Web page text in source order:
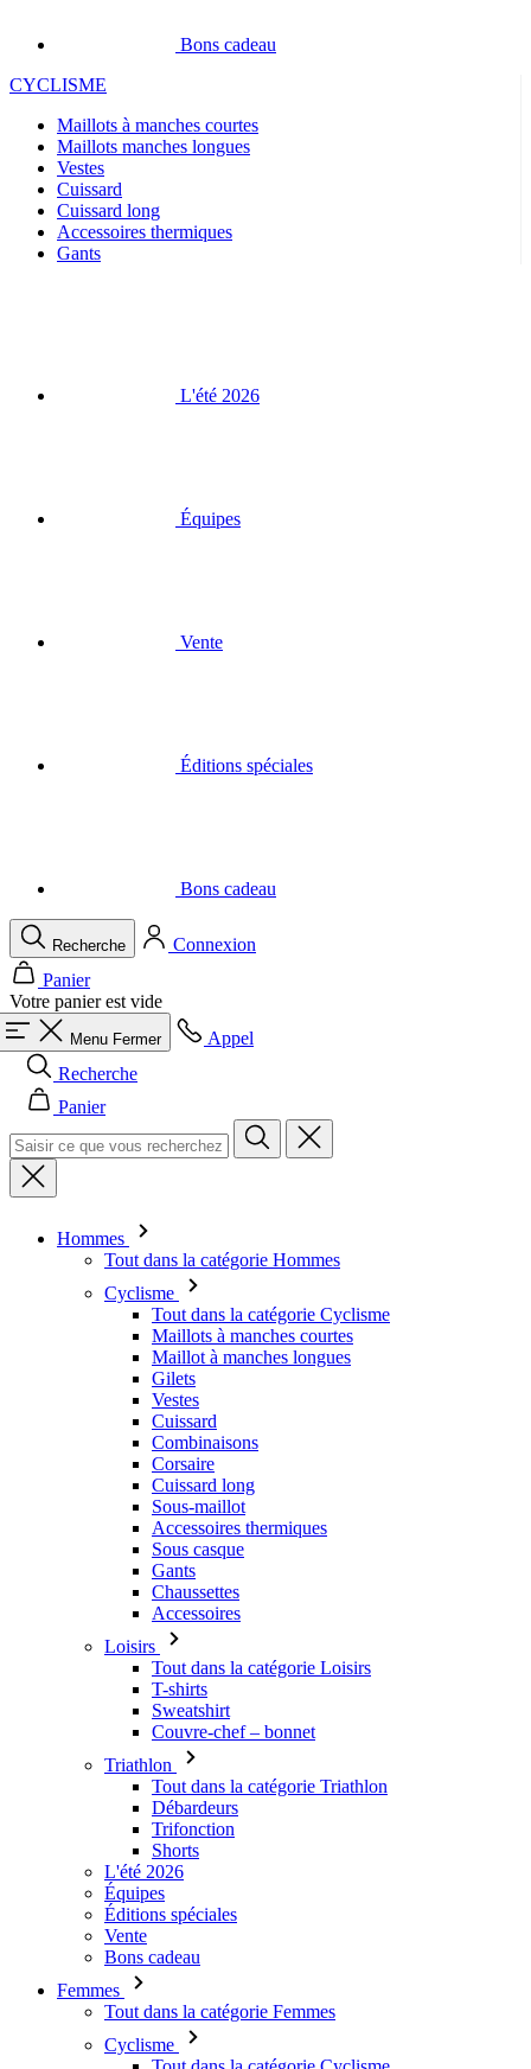
Bons cadeau
CYCLISME
Maillots à manches courtes
Maillots manches longues
Vestes
Cuissard
Cuissard long
Accessoires thermiques
Gants
L'été 2026
Équipes
Vente
Éditions spéciales
Bons cadeau
Recherche
Connexion
Panier
Votre panier est vide
Menu Fermer
Appel
Recherche
Panier
Hommes
Tout dans la catégorie Hommes
Cyclisme
Tout dans la catégorie Cyclisme
Maillots à manches courtes
Maillot à manches longues
Gilets
Vestes
Cuissard
Combinaisons
Corsaire
Cuissard long
Sous-maillot
Accessoires thermiques
Sous casque
Gants
Chaussettes
Accessoires
Loisirs
Tout dans la catégorie Loisirs
T-shirts
Sweatshirt
Couvre-chef – bonnet
Triathlon
Tout dans la catégorie Triathlon
Débardeurs
Trifonction
Shorts
L'été 2026
Équipes
Éditions spéciales
Vente
Bons cadeau
Femmes
Tout dans la catégorie Femmes
Cyclisme